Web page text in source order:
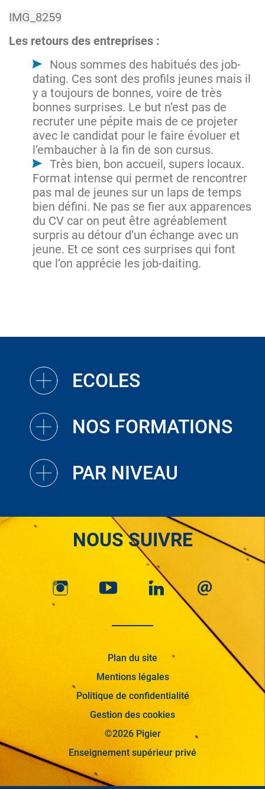
Les retours des entreprises :
Nous sommes des habitués des job-
dating. Ces sont des profils jeunes mais il
y a toujours de bonnes, voire de très
bonnes surprises. Le but n’est pas de
recruter une pépite mais de ce projeter
avec le candidat pour le faire évoluer et
l’embaucher à la fin de son cursus.
Très bien, bon accueil, supers locaux.
Format intense qui permet de rencontrer
pas mal de jeunes sur un laps de temps
bien défini. Ne pas se fier aux apparences
du CV car on peut être agréablement
surpris au détour d’un échange avec un
jeune. Et ce sont ces surprises qui font
que l’on apprécie les job-daiting.
ECOLES
NOS FORMATIONS
PAR NIVEAU
NOUS SUIVRE
Plan du site
Mentions légales
Politique de confidentialité
Gestion des cookies
©2026 Pigier
Enseignement supérieur privé